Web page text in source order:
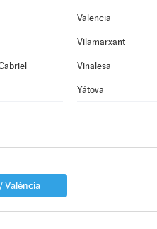
Valencia
Vilamarxant
Vinalesa
Yátova
València